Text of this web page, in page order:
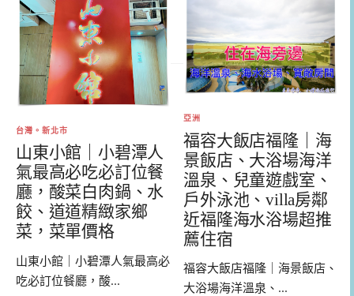
台灣。新北市
山東小館｜小碧潭人
氣最高必吃必訂位餐
廳，酸菜白肉鍋、水
餃、道道精緻家鄉
菜，菜單價格
山東小館｜小碧潭人氣最高必
吃必訂位餐廳，酸...
亞洲
福容大飯店福隆｜海
景飯店、大浴場海洋
溫泉、兒童遊戲室、
戶外泳池、villa房鄰
近福隆海水浴場超推
薦住宿
福容大飯店福隆｜海景飯店、
大浴場海洋溫泉、...